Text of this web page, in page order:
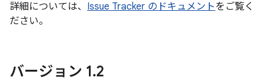
詳細については、 Issue Tracker のドキュメントをご覧く
ださい。
バージョン 1.2